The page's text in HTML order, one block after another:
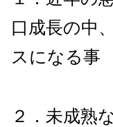
口成長の中
スになる事
２．未成熟